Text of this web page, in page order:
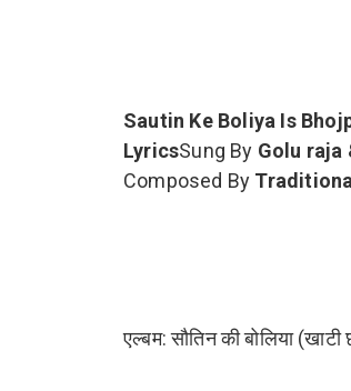
Sautin Ke Boliya Is
LyricsSung By Golu raja
Composed By
एल्बम: सौतिन की बोलिया